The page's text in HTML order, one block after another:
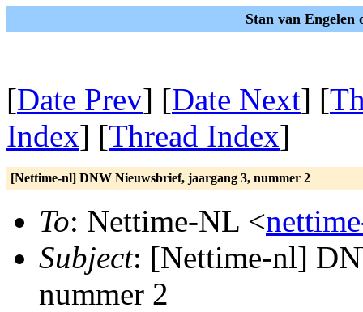
Stan van Engelen
[Date Prev] [Date Next] [
Index] [Thread Index]
[Nettime-nl] DNW Nieuwsbrief, jaargang 3, nummer 2
To: Nettime-NL <
Subject: [Nettime-nl]
nummer 2